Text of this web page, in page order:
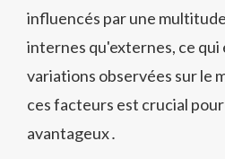
influencés par une
internes qu'externes, ce qui
variations observées sur le
ces facteurs est crucial
avantageux․